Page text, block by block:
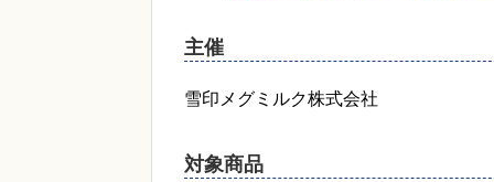
主催
雪印メグミルク株式会社
対象商品